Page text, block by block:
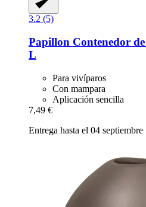
3.2 (5)
Papillon Contenedor
L
Para vivíparos
Con mampara
Aplicación sencilla
7,49 €
Entrega hasta el 04 septiembre